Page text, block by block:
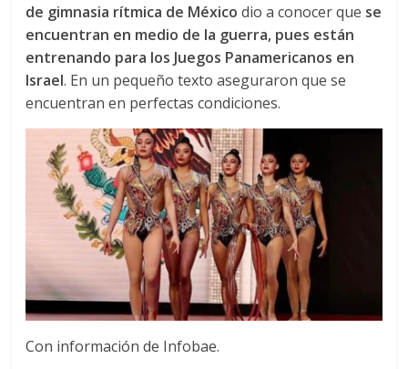
de gimnasia rítmica de México dio a conocer que se
encuentran en medio de la guerra, pues están
entrenando para los Juegos Panamericanos en
Israel. En un pequeño texto aseguraron que se
encuentran en perfectas condiciones.
Con información de Infobae.